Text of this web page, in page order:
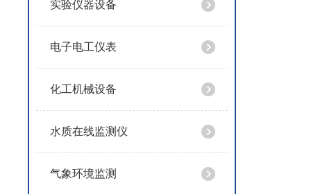
实验仪器设备
电子电工仪表
化工机械设备
水质在线监测仪
气象环境监测